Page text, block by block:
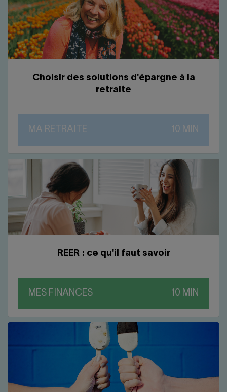
Choisir des solutions d'épargne à la
retraite
MA RETRAITE
REER : ce qu'il faut savoir
MES FINANCES